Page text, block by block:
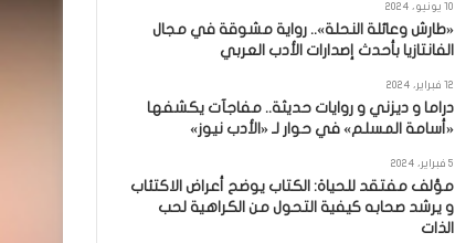
10 يونيو، 2024
«طارش وعائلة النحلة».. رواية مشوقة في مجال
الفانتازيا بأحدث إصدارات الأدب العربي
12 فبراير، 2024
دراما و ديزني و روايات حديثة.. مفاجآت يكشفها
«أسامة المسلم» في حوار لـ «الأدب نيوز»
5 فبراير، 2024
مؤلف مفتقد للحياة: الكتاب يوضح أعراض الاكتئاب
و يرشد صحابه كيفية التحول من الكراهية لحب
الذات